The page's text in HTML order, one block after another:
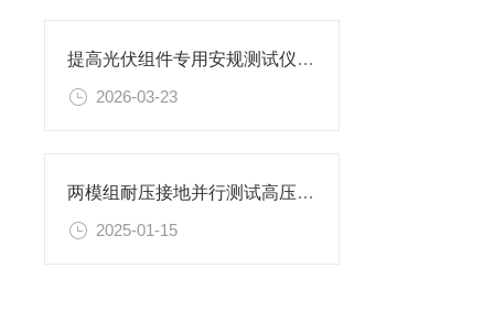
提高光伏组件专用安规测试仪测量准确性的方法
2026-03-23
两模组耐压接地并行测试高压仪仪器设计原理
2025-01-15